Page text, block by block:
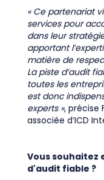
« Ce partenariat
services pour
dans leur
apportant
matière de
La piste d’audit
toutes les
est donc
experts », précise
associée d’ICD
Vous souhaitez
d'audit fiable ?